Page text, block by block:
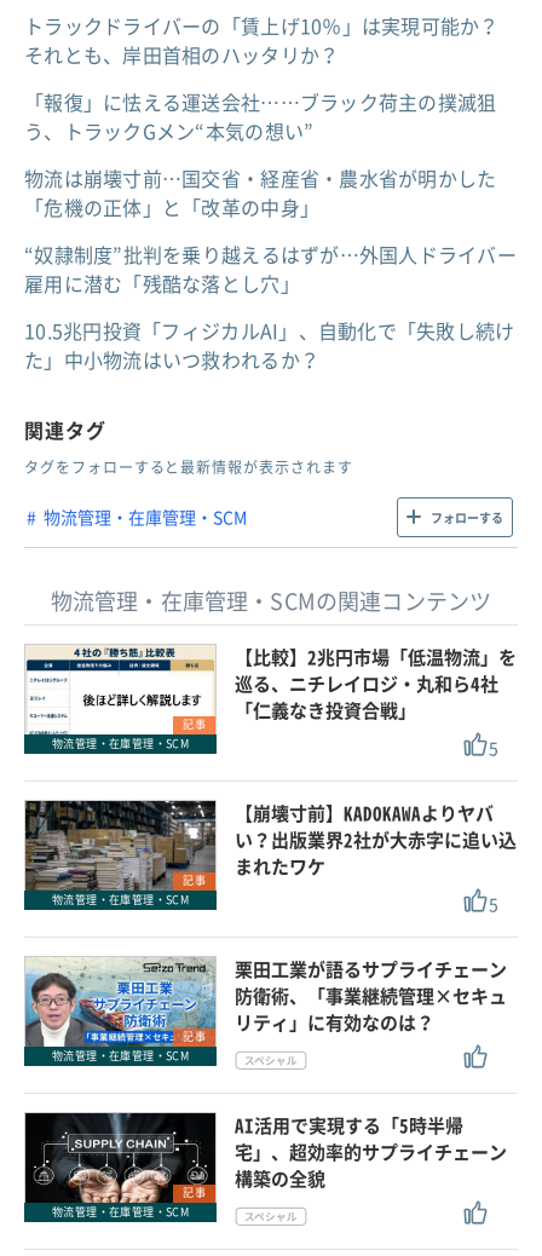
トラックドライバーの「賃上げ10％」は実現可能か？
それとも、岸田首相のハッタリか？
「報復」に怯える運送会社……ブラック荷主の撲滅狙
う、トラックGメン“本気の想い”
物流は崩壊寸前…国交省・経産省・農水省が明かした
「危機の正体」と「改革の中身」
“奴隷制度”批判を乗り越えるはずが…外国人ドライバー
雇用に潜む「残酷な落とし穴」
10.5兆円投資「フィジカルAI」、自動化で「失敗し続け
た」中小物流はいつ救われるか？
関連タグ
タグをフォローすると最新情報が表示されます
物流管理・在庫管理・SCM フォローする
物流管理・在庫管理・SCMの関連コンテンツ
記事
物流管理・在庫管理・SCM
【比較】2兆円市場「低温物流」を
巡る、ニチレイロジ・丸和ら4社
「仁義なき投資合戦」
5
記事
物流管理・在庫管理・SCM
【崩壊寸前】KADOKAWAよりヤバ
い？出版業界2社が大赤字に追い込
まれたワケ
5
記事
物流管理・在庫管理・SCM
栗田工業が語るサプライチェーン
防衛術、「事業継続管理×セキュ
リティ」に有効なのは？
記事
物流管理・在庫管理・SCM
AI活用で実現する「5時半帰
宅」、超効率的サプライチェーン
構築の全貌